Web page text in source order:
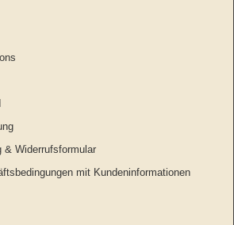
& Widerrufsformular
mit Kundeninformationen